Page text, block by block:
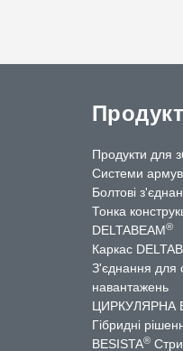
Продукти для
Системи
Болтові
Тонка
DELTABEAM®
Каркас
З'єднання для
навантажень
ЦИРКУЛЯРНА
Гібридні
BESISTA®